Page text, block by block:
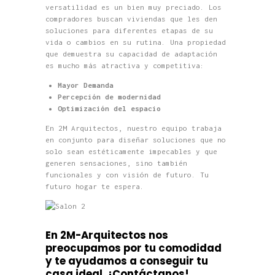
versatilidad es un bien muy preciado. Los
compradores buscan viviendas que les den
soluciones para diferentes etapas de su
vida o cambios en su rutina. Una propiedad
que demuestra su capacidad de adaptación
es mucho más atractiva y competitiva:
Mayor Demanda
Percepción de modernidad
Optimización del espacio
En 2M Arquitectos, nuestro equipo trabaja
en conjunto para diseñar soluciones que no
solo sean estéticamente impecables y que
generen sensaciones, sino también
funcionales y con visión de futuro. Tu
futuro hogar te espera.
En 2M-Arquitectos nos
preocupamos por tu comodidad
y te ayudamos a conseguir tu